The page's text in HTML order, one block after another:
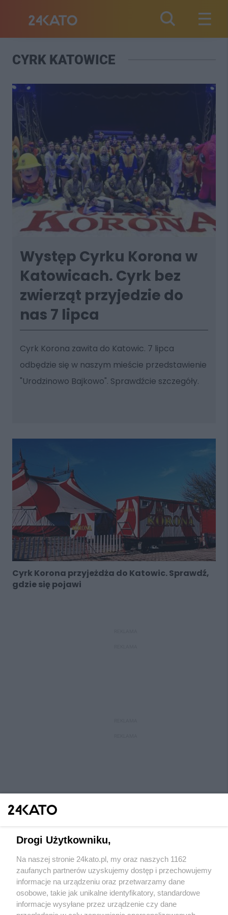
CYRK KATOWICE
Występ Cyrku Korona w
Katowicach. Cyrk bez
zwierząt przyjedzie do
nas 7 lipca
Cyrk Korona zawita do Katowic. 7 lipca
odbędzie się w naszym mieście przedstawienie
"Urodzinowo Bajkowo". Sprawdźcie szczegóły.
Cyrk Korona przyjeżdża do Katowic. Sprawdź,
gdzie się pojawi
Wydawca mediów lokalnych
Drogi Użytkowniku,
Na naszej stronie 24kato.pl, my oraz naszych 1162
zaufanych partnerów uzyskujemy dostęp i przechowujemy
informacje na urządzeniu oraz przetwarzamy dane
osobowe, takie jak unikalne identyfikatory, standardowe
informacje wysyłane przez urządzenie czy dane